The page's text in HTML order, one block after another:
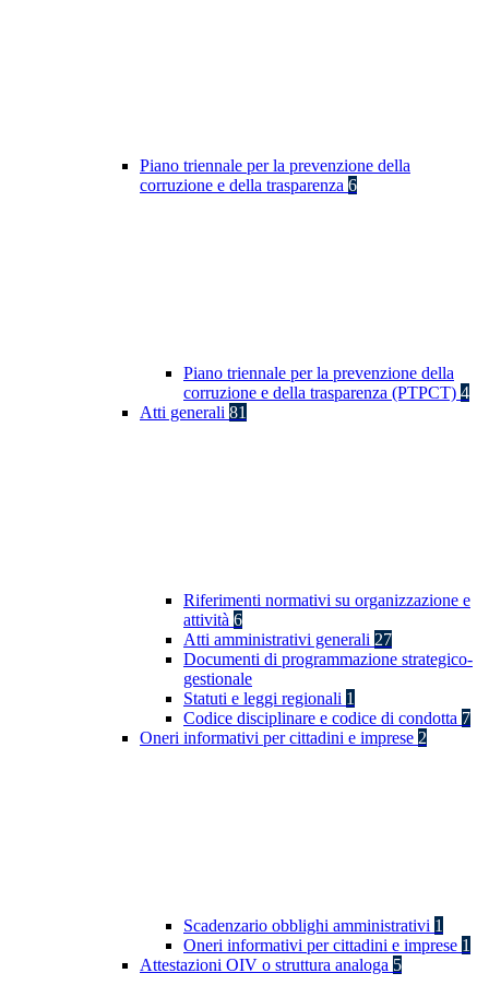
Piano triennale per la prevenzione della
corruzione e della trasparenza 6
Piano triennale per la prevenzione della
corruzione e della trasparenza (PTPCT) 4
Atti generali 81
Riferimenti normativi su organizzazione e
attività 6
Atti amministrativi generali 27
Documenti di programmazione strategico-
gestionale
Statuti e leggi regionali 1
Codice disciplinare e codice di condotta 7
Oneri informativi per cittadini e imprese 2
Scadenzario obblighi amministrativi 1
Oneri informativi per cittadini e imprese 1
Attestazioni OIV o struttura analoga 5